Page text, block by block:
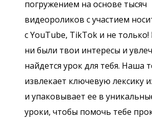
погружением на основе тысяч
видеороликов с участием
с YouTube, TikTok и не
ни были твои интересы и
найдется урок для тебя. Наша
извлекает ключевую лексику
и упаковывает ее в
уроки, чтобы помочь тебе